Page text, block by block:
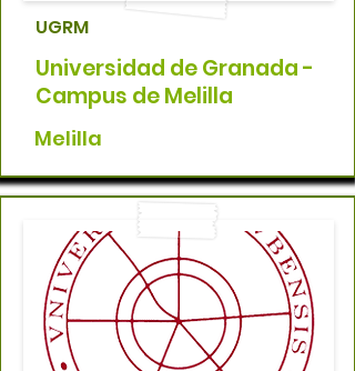
UGRM
Universidad de Granada -
Campus de Melilla
Melilla